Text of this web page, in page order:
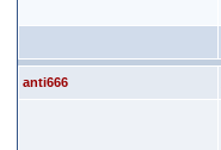
anti666